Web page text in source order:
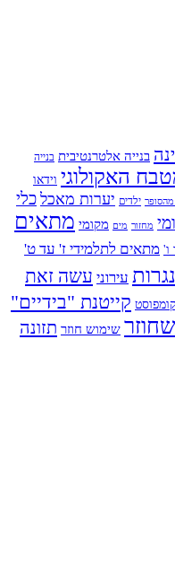
בנייה אלטרנטיבית בנייה
האקולוגי וידאו
מהסופר ילדים יערות מאכל כלי
מחזור מים מקומי מתאים
ו' מתאים לתלמידי ז' עד ט'
נגרות עירוני עשה זאת
קומפוסט קייטנת "בידיים"
שימוש חוזר תזונה